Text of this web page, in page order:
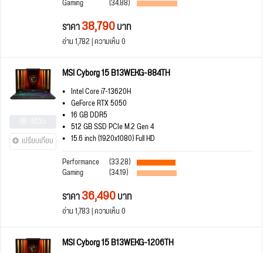
Gaming (34.88)
ราคา38,790บาท
อ่าน 1,782 | ความเห็น 0
เปรียบเทียบ
MSI Cyborg 15 B13WEKG-884TH
Intel Core i7-13620H
GeForce RTX 5050
16 GB DDR5
512 GB SSD PCIe M.2 Gen 4
15.6 inch (1920x1080) Full HD
Performance
(33.28)
Gaming (34.19)
ราคา36,490บาท
อ่าน 1,783 | ความเห็น 0
MSI Cyborg 15 B13WEKG-1206TH